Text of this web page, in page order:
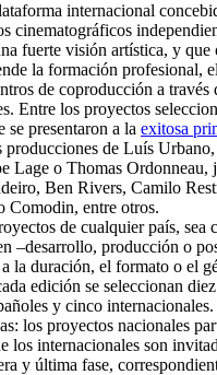
internacional
cinematográficos
fuerte visión artística, y que
la formación profesional,
de coproducción a través
Entre los proyectos
se presentaron a la exitosa
producciones de Luís
Lage o Thomas Ordonneau,
Ben Rivers, Camilo
Comodin, entre otros.
de cualquier país, sea
–desarrollo, producción o
la duración, el formato o el
edición se seleccionan
y cinco internacionales.
los proyectos nacionales
los internacionales son
y última fase,